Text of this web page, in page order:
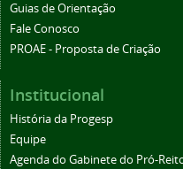
Guias de Orientação
Fale Conosco
PROAE - Proposta de Criação
Institucional
História da Progesp
Equipe
Agenda do Gabinete do Pró-